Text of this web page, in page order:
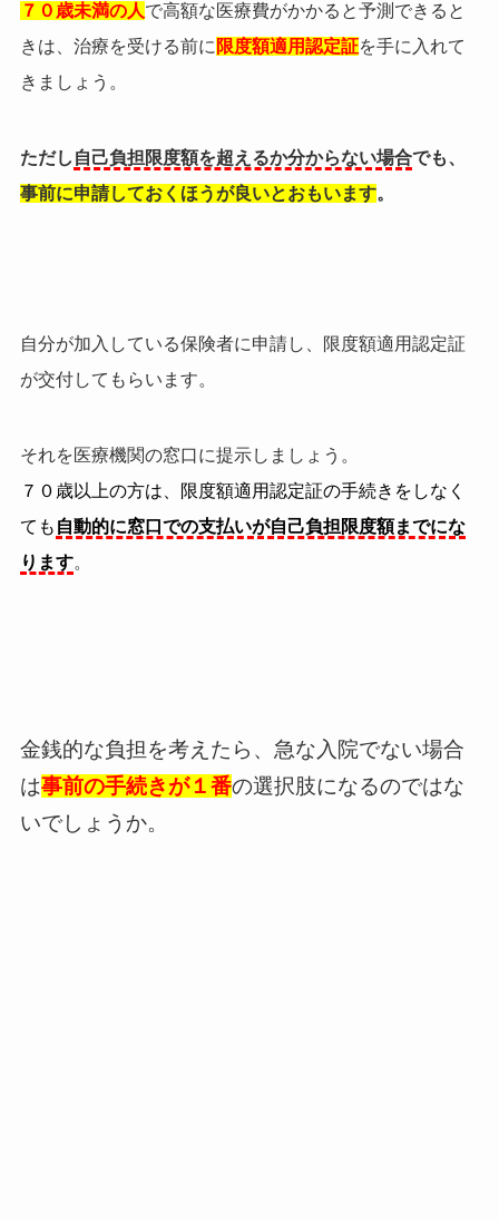
７０歳未満の人で高額な医療費がかかると予測できると
きは、治療を受ける前に 限度額適用認定証を手に入れて
きましょう。
ただし 自己負担限度額を超えるか分からない場合でも、
事前に申請しておくほうが良いとおもいます。
自分が加入している保険者に申請し、限度額適用認定証
が交付してもらいます。
それを医療機関の窓口に提示しましょう。
７０歳以上の方は、限度額適用認定証の手続きをしなく
ても 自動的に窓口での支払いが自己負担限度額までにな
ります。
金銭的な負担を考えたら、急な入院でない場合
は事前の手続きが１番の選択肢になるのではな
いでしょうか。